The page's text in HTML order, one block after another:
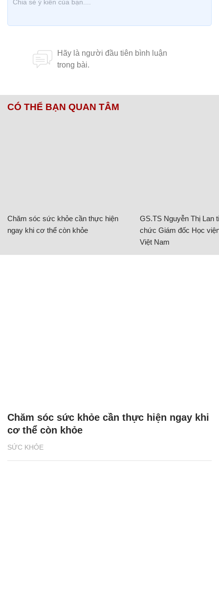
CÓ THỂ BẠN QUAN TÂM
Chăm sóc sức khỏe cần thực hiện
ngay khi cơ thể còn khỏe
GS.TS Nguyễn Thị Lan
chức Giám đốc Học
Việt Nam
SỨC KHỎE
Chăm sóc sức khỏe cần thực hiện ngay khi
cơ thể còn khỏe